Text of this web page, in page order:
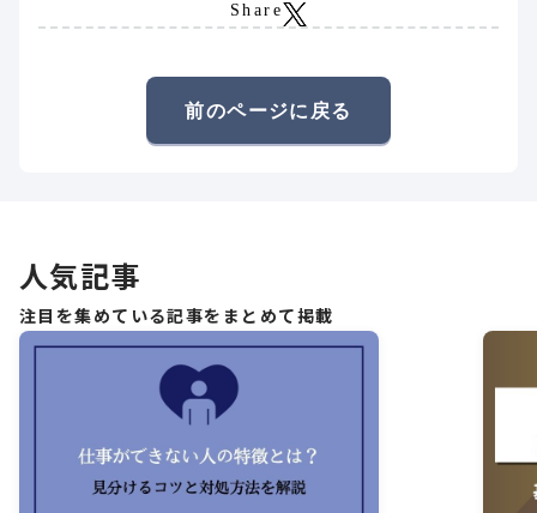
Share
前のページに戻る
人気記事
注目を集めている記事をまとめて掲載